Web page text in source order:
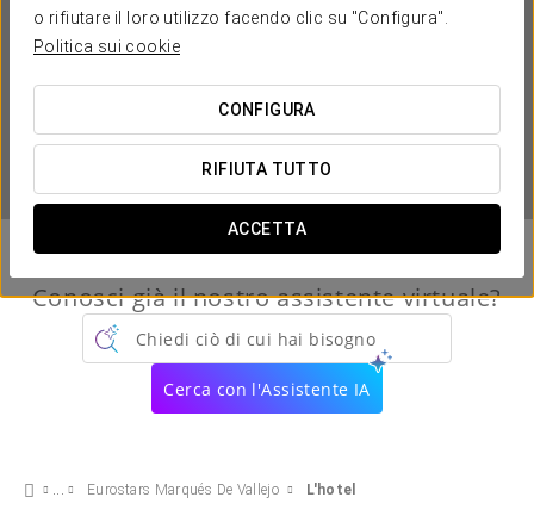
o rifiutare il loro utilizzo facendo clic su "Configura".
Politica sui cookie
CONFIGURA
RIFIUTA TUTTO
ACCETTA
QUANDO VUOI ANDARE?
Conosci già il nostro assistente virtuale?
Chiedi ciò di cui hai bisogno
Cerca con l'Assistente IA
Eurostars Marqués De Vallejo L'hotel